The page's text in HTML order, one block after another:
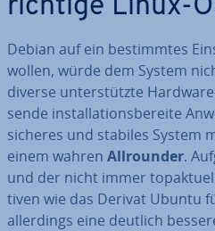
richtige Linux-
Debian auf ein be­stimm­tes
wollen, würde dem System
diverse un­ter­stütz­te
sen­de in­stal­la­ti­ons­be­rei­te
sicheres und stabiles System
einem wahren All­roun­der.
und der nicht immer
ti­ven wie das Derivat Ubuntu
al­ler­dings eine deutlich